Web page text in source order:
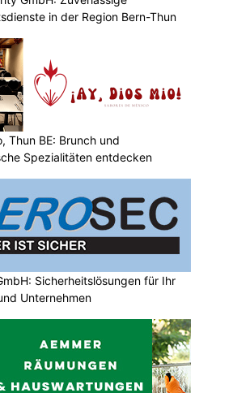
in der Region Bern-Thun
Thun BE: Brunch und
Spezialitäten entdecken
Sicherheitslösungen für Ihr
Unternehmen